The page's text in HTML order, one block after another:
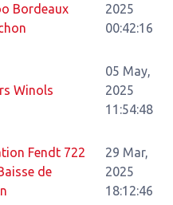
Bordeaux
2025
00:42:16
Winols
05 May,
2025
11:54:48
Fendt 722
de
29 Mar,
2025
18:12:46